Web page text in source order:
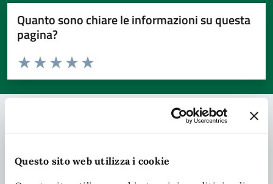
Questo sito web utilizza i cookie
Quanto sono chiare le informazioni su questa
pagina?
Valuta da 1 a 5 stelle la pagina
Valuta 5 stelle su 5
Valuta 4 stelle su 5
Valuta 3 stelle su 5
Valuta 2 stelle su 5
Valuta 1 stelle su 5
Contatta il comune
Leggi le domande frequenti